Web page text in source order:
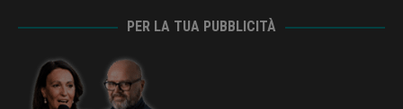
PER LA TUA PUBBLICITÀ